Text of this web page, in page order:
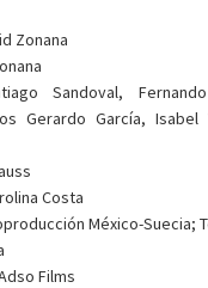
Zonana
Sandoval,
Gerardo García, Isabel
Costa
México-Suecia;
Films